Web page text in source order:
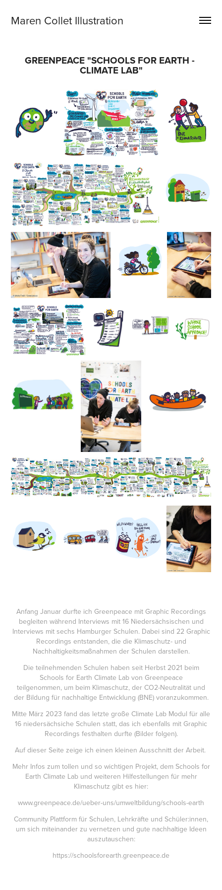
Maren Collet Illustration
GREENPEACE "SCHOOLS FOR EARTH -
CLIMATE LAB"
Anfang Januar durfte ich Greenpeace mit Graphic Recordings
begleiten während Interviews mit 16 Niedersächsischen und
Interviews mit sechs Hamburger Schulen. Dabei sind 22 Graphic
Recordings entstanden, die die Klimaschutz- und
Nachhaltigkeitsmaßnahmen der Schulen darstellen.
Die teilnehmenden Schulen haben seit Herbst 2021 beim
Schools for Earth Climate Lab von Greenpeace
teilgenommen, um beim Klimaschutz, der CO2-Neutralität und
der Bildung für nachhaltige Entwicklung (BNE) voranzukommen.
Mitte März 2023 fand das letzte große Climate Lab Modul für alle
16 niedersächsiche Schulen statt, das ich ebenfalls mit Graphic
Recordings festhalten durfte (Bilder folgen).
Auf dieser Seite zeige ich einen kleinen Ausschnitt der Arbeit.
Mehr Infos zum tollen und so wichtigen Projekt, dem Schools for
Earth Climate Lab und weiteren Hilfestellungen für mehr
Klimaschutz gibt es hier:
www.greenpeace.de/ueber-uns/umweltbildung/schools-earth
Community Plattform für Schulen, Lehrkräfte und Schüler:innen,
um sich miteinander zu vernetzen und gute nachhaltige Ideen
auszutauschen:
https://schoolsforearth.greenpeace.de